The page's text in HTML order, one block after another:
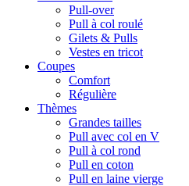
Pull-over
Pull à col roulé
Gilets & Pulls
Vestes en tricot
Coupes
Comfort
Régulière
Thèmes
Grandes tailles
Pull avec col en V
Pull à col rond
Pull en coton
Pull en laine vierge